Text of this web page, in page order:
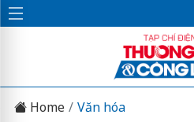
Home Văn hóa